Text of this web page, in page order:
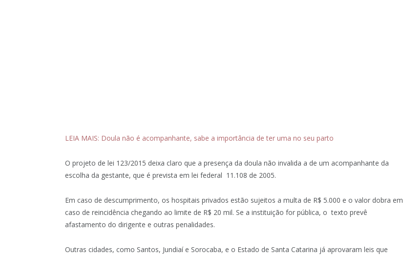
LEIA MAIS: Doula não é acompanhante, sabe a importância de ter uma no seu parto
O projeto de lei 123/2015 deixa claro que a presença da doula não invalida a de um acompanhante da
escolha da gestante, que é prevista em lei federal 11.108 de 2005.
Em caso de descumprimento, os hospitais privados estão sujeitos a multa de R$ 5.000 e o valor dobra em
caso de reincidência chegando ao limite de R$ 20 mil. Se a instituição for pública, o texto prevê
afastamento do dirigente e outras penalidades.
Outras cidades, como Santos, Jundiaí e Sorocaba, e o Estado de Santa Catarina já aprovaram leis que